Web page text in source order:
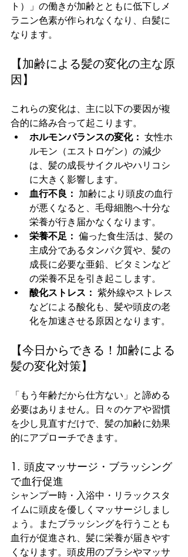
ト）」の働きが加齢とともに低下しメ
ラニン色素が作られなくなり、白髪に
なります。
【加齢による髪の変化の主な原
因】
これらの変化は、主に以下の要因が複
合的に絡み合って起こります。
ホルモンバランスの変化： 女性ホ
ルモン（エストロゲン）の減少
は、髪の成長サイクルやハリコシ
に大きく影響します。
血行不良： 加齢により頭皮の血行
が悪くなると、毛母細胞へ十分な
栄養が行き届かなくなります。
栄養不足： 偏った食生活は、髪の
主成分であるタンパク質や、髪の
成長に必要な亜鉛、ビタミンなど
の栄養不足を引き起こします。
酸化ストレス： 紫外線やストレス
などによる酸化も、髪や頭皮の老
化を加速させる原因となります。
【今日からできる！加齢による
髪の変化対策】
「もう年齢だから仕方ない」と諦める
必要はありません。日々のケアや習慣
を少し見直すだけで、髪の加齢に効果
的にアプローチできます。
1. 頭皮マッサージ・ブラッシング
で血行促進
シャンプー時・入浴中・リラックスタ
イムに頭皮を優しくマッサージしまし
ょう。またブラッシングを行うことも
血行が促進され、髪に栄養が届きやす
くなります。頭皮用のブラシやマッサ